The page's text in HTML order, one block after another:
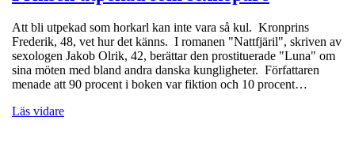
Att bli utpekad som horkarl kan inte vara så kul. Kronprins
Frederik, 48, vet hur det känns. I romanen "Nattfjäril", skriven av
sexologen Jakob Olrik, 42, berättar den prostituerade "Luna" om
sina möten med bland andra danska kungligheter. Författaren
menade att 90 procent i boken var fiktion och 10 procent…
Läs vidare